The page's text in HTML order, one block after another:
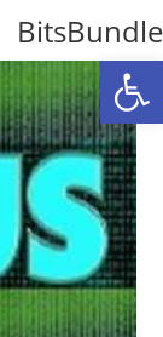
פתח
to
content
BitsBundle